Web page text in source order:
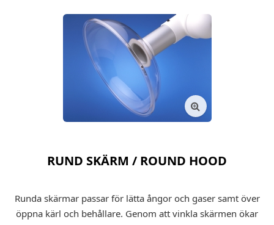
RUND SKÄRM / ROUND HOOD
Runda skärmar passar för lätta ångor och gaser samt över
öppna kärl och behållare. Genom att vinkla skärmen ökar